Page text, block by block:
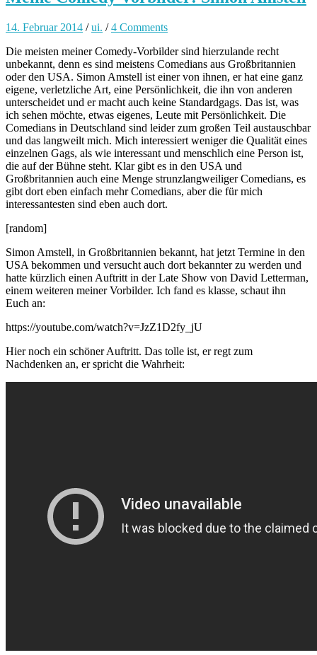
14. Februar 2014 /ui. /4 Comments
Die meisten meiner Comedy-Vorbilder sind hierzulande recht
unbekannt, denn es sind meistens Comedians aus Großbritannien
oder den USA. Simon Amstell ist einer von ihnen, er hat eine ganz
eigene, verletzliche Art, eine Persönlichkeit, die ihn von anderen
unterscheidet und er macht auch keine Standardgags. Das ist, was
ich sehen möchte, etwas eigenes, Leute mit Persönlichkeit. Die
Comedians in Deutschland sind leider zum großen Teil austauschbar
und das langweilt mich. Mich interessiert weniger die Qualität eines
einzelnen Gags, als wie interessant und menschlich eine Person ist,
die auf der Bühne steht. Klar gibt es in den USA und
Großbritannien auch eine Menge strunzlangweiliger Comedians, es
gibt dort eben einfach mehr Comedians, aber die für mich
interessantesten sind eben auch dort.
[random]
Simon Amstell, in Großbritannien bekannt, hat jetzt Termine in den
USA bekommen und versucht auch dort bekannter zu werden und
hatte kürzlich einen Auftritt in der Late Show von David Letterman,
einem weiteren meiner Vorbilder. Ich fand es klasse, schaut ihn
Euch an:
https://youtube.com/watch?v=JzZ1D2fy_jU
Hier noch ein schöner Auftritt. Das tolle ist, er regt zum
Nachdenken an, er spricht die Wahrheit: